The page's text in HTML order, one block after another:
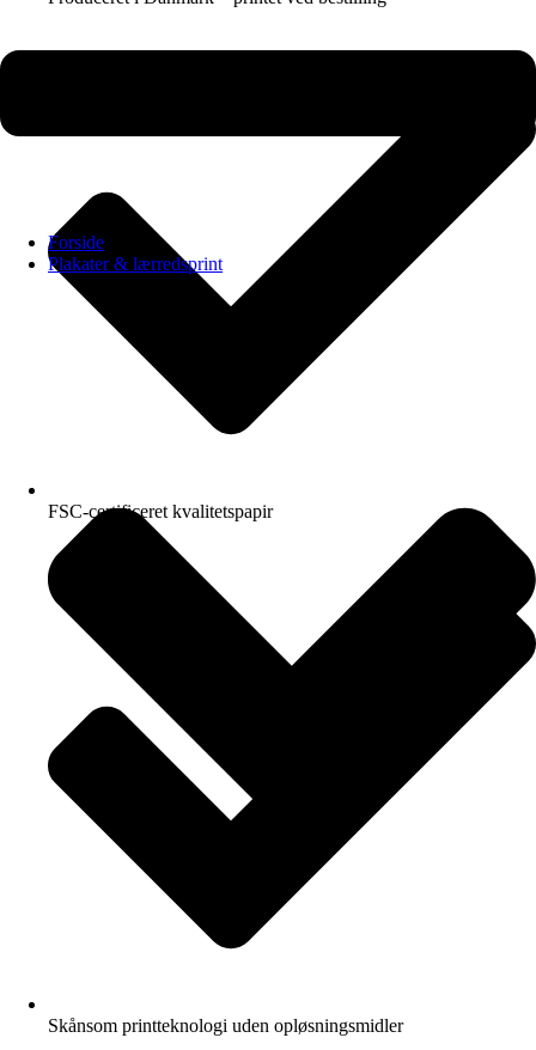
Forside
Plakater & lærredsprint
FSC-certificeret kvalitetspapir
Skånsom printteknologi uden opløsningsmidler